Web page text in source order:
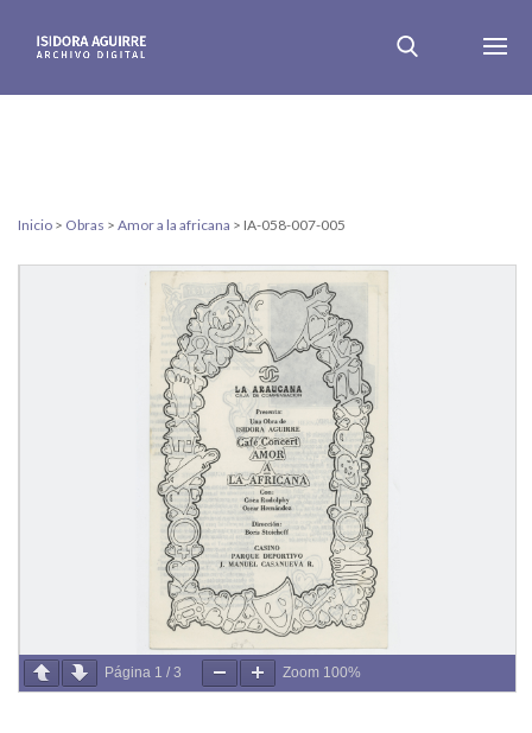
Inicio > Obras > Amor a la africana > IA-058-007-005
Página 1 / 3 Zoom 100%